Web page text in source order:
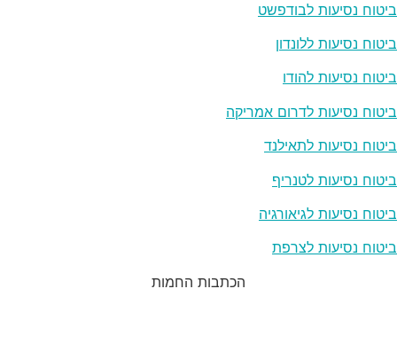
ביטוח נסיעות לבודפשט
ביטוח נסיעות ללונדון
ביטוח נסיעות להודו
ביטוח נסיעות לדרום אמריקה
ביטוח נסיעות לתאילנד
ביטוח נסיעות לטנריף
ביטוח נסיעות לגיאורגיה
ביטוח נסיעות לצרפת
הכתבות החמות